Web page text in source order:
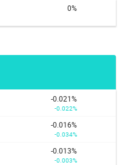
0%
-0.021%
-0.022%
-0.016%
-0.034%
-0.013%
-0.003%